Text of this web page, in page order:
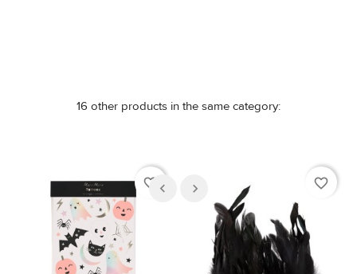
16 other products in the same category:
favorite_border favorite_border